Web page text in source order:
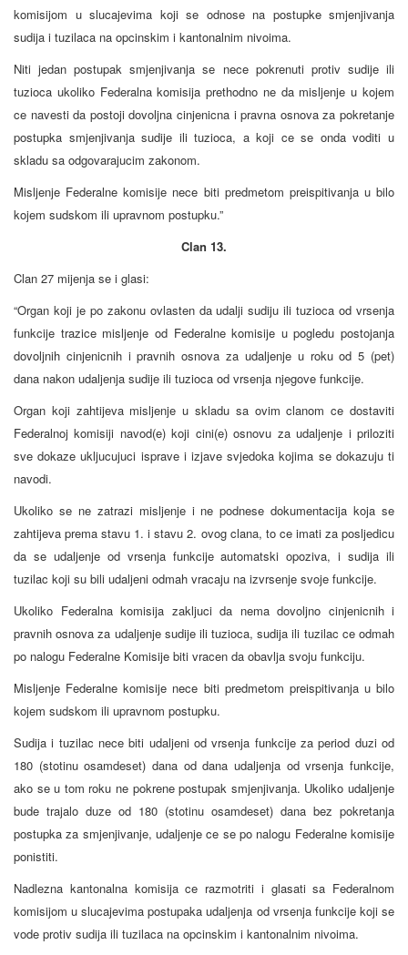
komisijom u slucajevima koji se odnose na postupke smjenjivanja
sudija i tuzilaca na opcinskim i kantonalnim nivoima.
Niti jedan postupak smjenjivanja se nece pokrenuti protiv sudije ili
tuzioca ukoliko Federalna komisija prethodno ne da misljenje u kojem
ce navesti da postoji dovoljna cinjenicna i pravna osnova za pokretanje
postupka smjenjivanja sudije ili tuzioca, a koji ce se onda voditi u
skladu sa odgovarajucim zakonom.
Misljenje Federalne komisije nece biti predmetom preispitivanja u bilo
kojem sudskom ili upravnom postupku.”
Clan 13.
Clan 27 mijenja se i glasi:
“Organ koji je po zakonu ovlasten da udalji sudiju ili tuzioca od vrsenja
funkcije trazice misljenje od Federalne komisije u pogledu postojanja
dovoljnih cinjenicnih i pravnih osnova za udaljenje u roku od 5 (pet)
dana nakon udaljenja sudije ili tuzioca od vrsenja njegove funkcije.
Organ koji zahtijeva misljenje u skladu sa ovim clanom ce dostaviti
Federalnoj komisiji navod(e) koji cini(e) osnovu za udaljenje i priloziti
sve dokaze ukljucujuci isprave i izjave svjedoka kojima se dokazuju ti
navodi.
Ukoliko se ne zatrazi misljenje i ne podnese dokumentacija koja se
zahtijeva prema stavu 1. i stavu 2. ovog clana, to ce imati za posljedicu
da se udaljenje od vrsenja funkcije automatski opoziva, i sudija ili
tuzilac koji su bili udaljeni odmah vracaju na izvrsenje svoje funkcije.
Ukoliko Federalna komisija zakljuci da nema dovoljno cinjenicnih i
pravnih osnova za udaljenje sudije ili tuzioca, sudija ili tuzilac ce odmah
po nalogu Federalne Komisije biti vracen da obavlja svoju funkciju.
Misljenje Federalne komisije nece biti predmetom preispitivanja u bilo
kojem sudskom ili upravnom postupku.
Sudija i tuzilac nece biti udaljeni od vrsenja funkcije za period duzi od
180 (stotinu osamdeset) dana od dana udaljenja od vrsenja funkcije,
ako se u tom roku ne pokrene postupak smjenjivanja. Ukoliko udaljenje
bude trajalo duze od 180 (stotinu osamdeset) dana bez pokretanja
postupka za smjenjivanje, udaljenje ce se po nalogu Federalne komisije
ponistiti.
Nadlezna kantonalna komisija ce razmotriti i glasati sa Federalnom
komisijom u slucajevima postupaka udaljenja od vrsenja funkcije koji se
vode protiv sudija ili tuzilaca na opcinskim i kantonalnim nivoima.